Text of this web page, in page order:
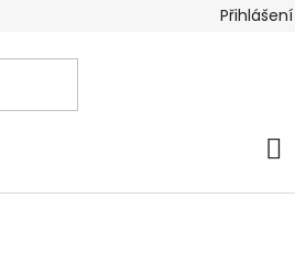
Přihlášení